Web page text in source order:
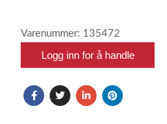
Varenummer: 135472
Logg inn for å handle